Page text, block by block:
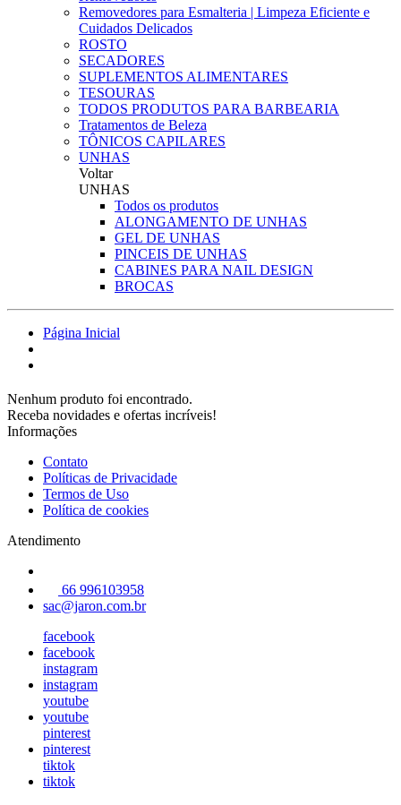
Removedores para Esmalteria | Limpeza Eficiente e
Cuidados Delicados
ROSTO
SECADORES
SUPLEMENTOS ALIMENTARES
TESOURAS
TODOS PRODUTOS PARA BARBEARIA
Tratamentos de Beleza
TÔNICOS CAPILARES
UNHAS
Voltar
UNHAS
Todos os produtos
ALONGAMENTO DE UNHAS
GEL DE UNHAS
PINCEIS DE UNHAS
CABINES PARA NAIL DESIGN
BROCAS
Página Inicial
Nenhum produto foi encontrado.
Receba novidades e ofertas incríveis!
Informações
Contato
Políticas de Privacidade
Termos de Uso
Política de cookies
Atendimento
66 996103958
sac@jaron.com.br
facebook
facebook
instagram
instagram
youtube
youtube
pinterest
pinterest
tiktok
tiktok